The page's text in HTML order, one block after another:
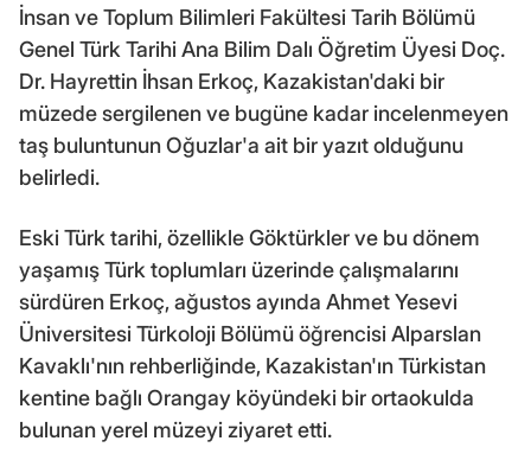
İnsan ve Toplum Bilimleri Fakültesi Tarih Bölümü
Genel Türk Tarihi Ana Bilim Dalı Öğretim Üyesi Doç.
Dr. Hayrettin İhsan Erkoç, Kazakistan'daki bir
müzede sergilenen ve bugüne kadar incelenmeyen
taş buluntunun Oğuzlar'a ait bir yazıt olduğunu
belirledi.
Eski Türk tarihi, özellikle Göktürkler ve bu dönem
yaşamış Türk toplumları üzerinde çalışmalarını
sürdüren Erkoç, ağustos ayında Ahmet Yesevi
Üniversitesi Türkoloji Bölümü öğrencisi Alparslan
Kavaklı'nın rehberliğinde, Kazakistan'ın Türkistan
kentine bağlı Orangay köyündeki bir ortaokulda
bulunan yerel müzeyi ziyaret etti.